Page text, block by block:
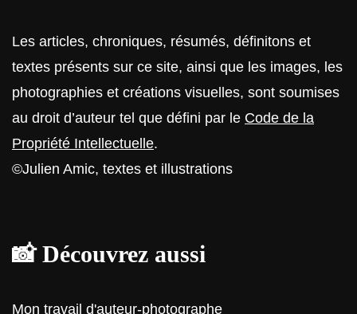
Les articles, chroniques, résumés, définitons et
textes présents sur ce site, ainsi que les images, les
photographies et créations visuelles, sont soumises
au droit d’auteur tel que défini par le Code de la
Propriété Intellectuelle.
©Julien Amic, textes et illustrations
📸 Découvrez aussi
Mon travail d'auteur-photographe